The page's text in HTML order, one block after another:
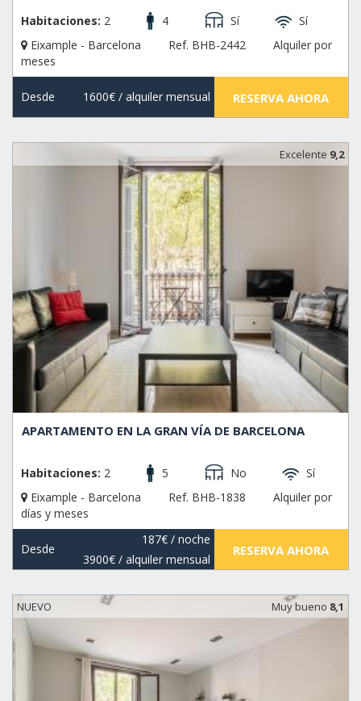
Habitaciones: 2 4 Sí
Sí
Eixample - Barcelona
Ref. BHB-2442
Alquiler por
meses
Desde 1600€/ alquiler mensual RESERVA AHORA
Excelente 9,2
APARTAMENTO EN LA GRAN VÍA DE BARCELONA
Habitaciones: 2 5 No
Sí
Eixample - Barcelona
Ref. BHB-1838
Alquiler por
días y meses
Desde
187€/ noche
3900€/ alquiler mensual
RESERVA AHORA
NUEVO Muy bueno 8,1